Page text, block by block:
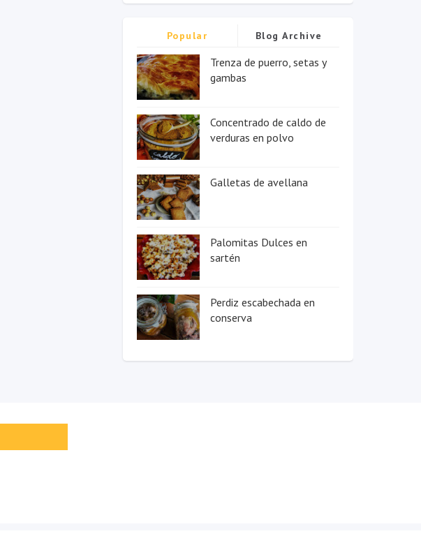
Popular Blog Archive
Trenza de puerro, setas y
gambas
Concentrado de caldo de
verduras en polvo
Galletas de avellana
Palomitas Dulces en
sartén
Perdiz escabechada en
conserva